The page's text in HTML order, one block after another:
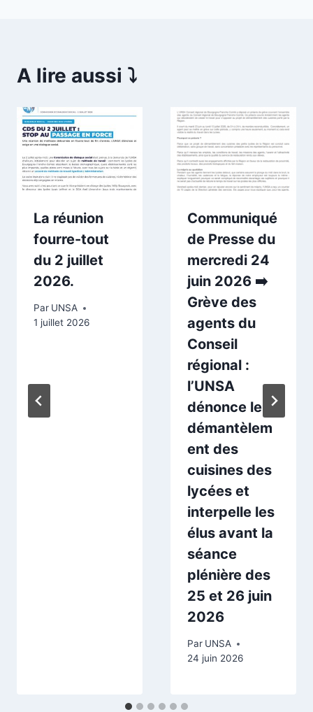
A lire aussi ⤵️
La réunion
fourre-tout
du 2 juillet
2026.
Par UNSA
1 juillet 2026
Communiqué
de Presse du
mercredi 24
juin 2026 ➡️
Grève des
agents du
Conseil
régional :
l’UNSA
dénonce le
démantèlem
ent des
cuisines des
lycées et
interpelle les
élus avant la
séance
plénière des
25 et 26 juin
2026
Par UNSA
24 juin 2026